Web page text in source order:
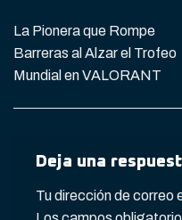
La Pionera que Rompe
Barreras al Alzar el Trofeo
Mundial en VALORANT
Deja una
Tu dirección de correo